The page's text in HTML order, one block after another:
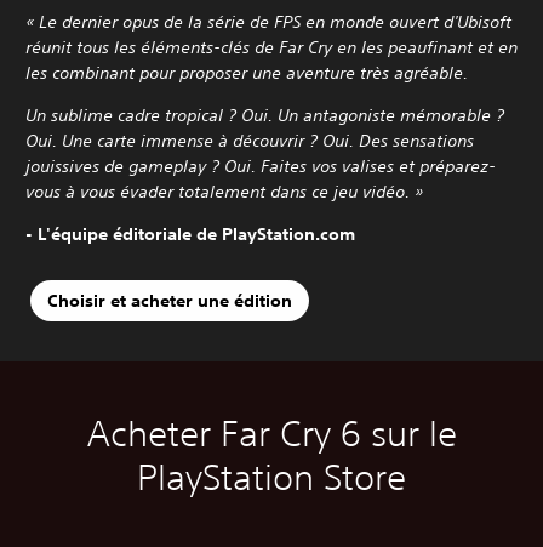
« Le dernier opus de la série de FPS en monde ouvert d'Ubisoft
réunit tous les éléments-clés de Far Cry en les peaufinant et en
les combinant pour proposer une aventure très agréable.
Un sublime cadre tropical ? Oui. Un antagoniste mémorable ?
Oui. Une carte immense à découvrir ? Oui. Des sensations
jouissives de gameplay ? Oui. Faites vos valises et préparez-
vous à vous évader totalement dans ce jeu vidéo. »
- L'équipe éditoriale de PlayStation.com
Choisir et acheter une édition
Acheter Far Cry 6 sur le
PlayStation Store